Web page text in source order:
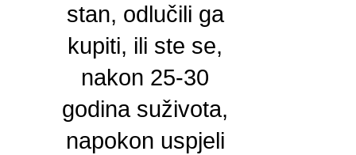
stan, odlučili ga
kupiti, ili ste se,
nakon 25-30
godina suživota,
napokon uspjeli